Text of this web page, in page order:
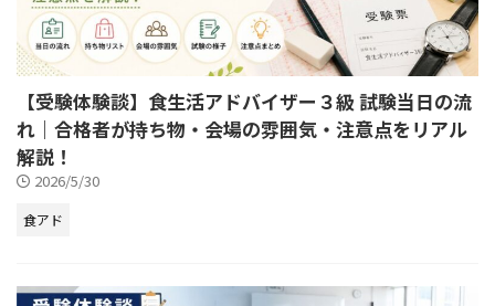
【受験体験談】食生活アドバイザー３級 試験当日の流
れ｜合格者が持ち物・会場の雰囲気・注意点をリアル
解説！
2026/5/30
食アド